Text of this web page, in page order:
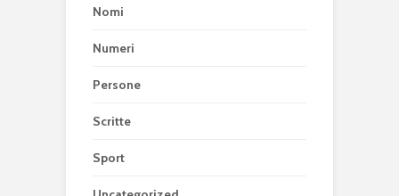
Nomi
Numeri
Persone
Scritte
Sport